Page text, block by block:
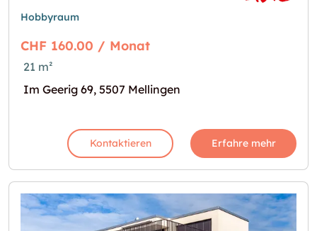
Hobbyraum
CHF 160.00 / Monat
21 m²
Im Geerig 69, 5507 Mellingen
Kontaktieren Erfahre mehr